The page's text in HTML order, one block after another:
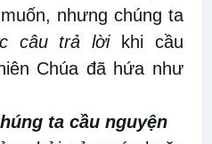
nhưng chúng ta
câu trả lờikhi cầu
Chúa đã hứa như
ta cầu nguyện